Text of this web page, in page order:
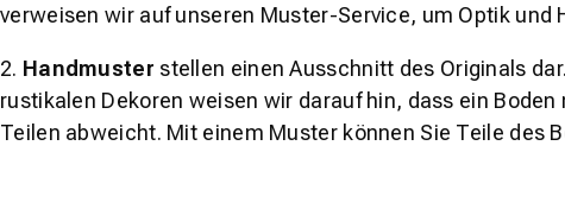
verweisen wir auf unseren Muster-Service, um Optik und
2. Handmuster stellen einen Ausschnitt des Originals
rustikalen Dekoren weisen wir darauf hin, dass ein
Teilen abweicht. Mit einem Muster können Sie Teile des